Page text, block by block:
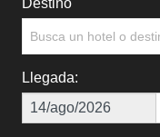
Busca un hotel o
Llegada: